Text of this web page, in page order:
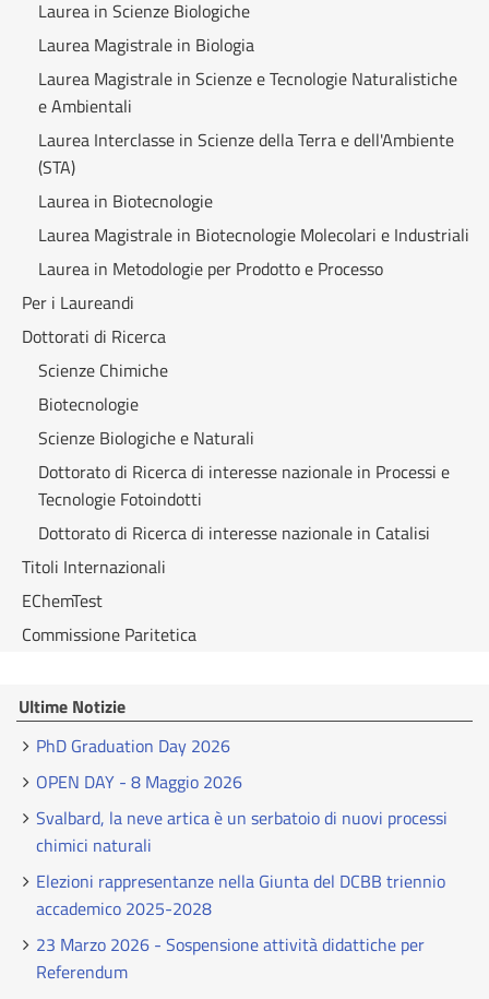
Laurea in Scienze Biologiche
Laurea Magistrale in Biologia
Laurea Magistrale in Scienze e Tecnologie Naturalistiche
e Ambientali
Laurea Interclasse in Scienze della Terra e dell'Ambiente
(STA)
Laurea in Biotecnologie
Laurea Magistrale in Biotecnologie Molecolari e Industriali
Laurea in Metodologie per Prodotto e Processo
Per i Laureandi
Dottorati di Ricerca
Scienze Chimiche
Biotecnologie
Scienze Biologiche e Naturali
Dottorato di Ricerca di interesse nazionale in Processi e
Tecnologie Fotoindotti
Dottorato di Ricerca di interesse nazionale in Catalisi
Titoli Internazionali
EChemTest
Commissione Paritetica
Ultime Notizie
PhD Graduation Day 2026
OPEN DAY - 8 Maggio 2026
Svalbard, la neve artica è un serbatoio di nuovi processi
chimici naturali
Elezioni rappresentanze nella Giunta del DCBB triennio
accademico 2025-2028
23 Marzo 2026 - Sospensione attività didattiche per
Referendum